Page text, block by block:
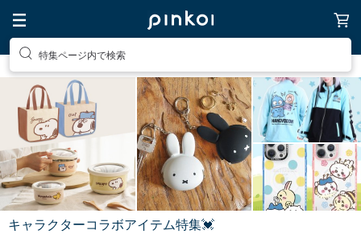
特集ページ内で検索
キャラクターコラボアイテム特集💓